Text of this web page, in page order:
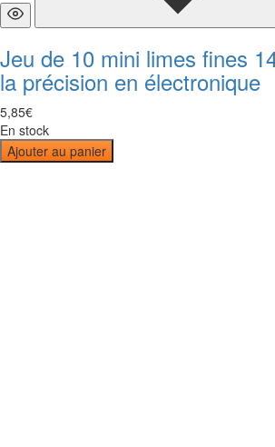
Jeu de 10 mini limes fines
la précision en électronique
5,85€
En stock
Ajouter au panier